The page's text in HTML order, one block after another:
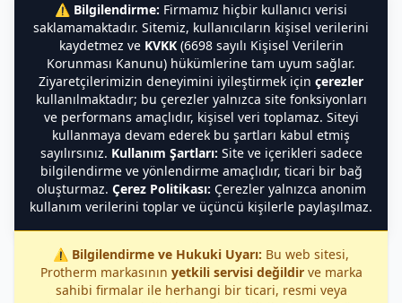
⚠️ Bilgilendirme: Firmamız hiçbir kullanıcı verisi
saklamamaktadır. Sitemiz, kullanıcıların kişisel verilerini
kaydetmez ve KVKK(6698 sayılı Kişisel Verilerin
Korunması Kanunu) hükümlerine tam uyum sağlar.
Ziyaretçilerimizin deneyimini iyileştirmek için çerezler
kullanılmaktadır; bu çerezler yalnızca site fonksiyonları
ve performans amaçlıdır, kişisel veri toplamaz. Siteyi
kullanmaya devam ederek bu şartları kabul etmiş
sayılırsınız. Kullanım Şartları: Site ve içerikleri sadece
bilgilendirme ve yönlendirme amaçlıdır, ticari bir bağ
oluşturmaz. Çerez Politikası: Çerezler yalnızca anonim
kullanım verilerini toplar ve üçüncü kişilerle paylaşılmaz.
⚠️ Bilgilendirme ve Hukuki Uyarı: Bu web sitesi,
Protherm markasının yetkili servisi değildirve marka
sahibi firmalar ile herhangi bir ticari, resmi veya